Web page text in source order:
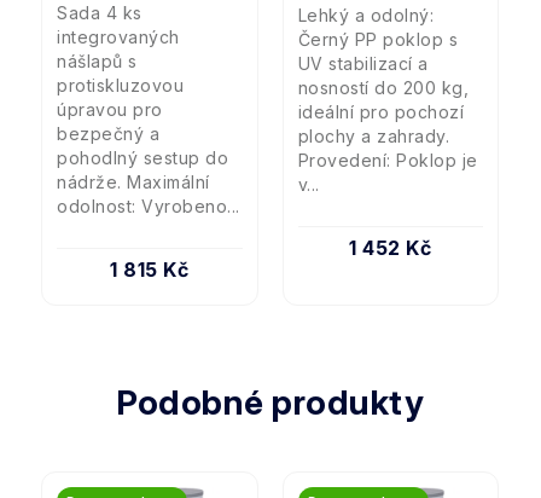
1 815 Kč
Sada 4 ks
integrovaných
nášlapů s
protiskluzovou
úpravou pro
bezpečný a
pohodlný sestup do
nádrže. Maximální
odolnost: Vyrobeno...
1 452 Kč
Lehký a odolný:
Černý PP poklop s
UV stabilizací a
nosností do 200 kg,
ideální pro pochozí
plochy a zahrady.
Provedení: Poklop je
v...
Podobné produkty